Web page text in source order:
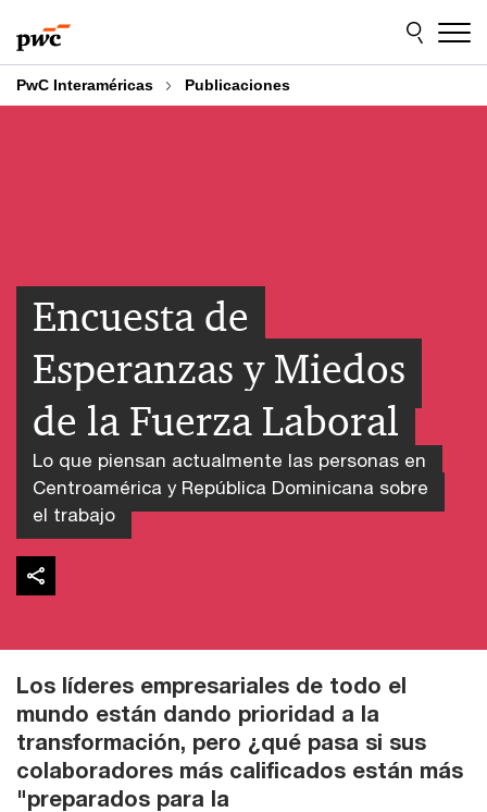
to
content
to
footer
PwC Interaméricas Publicaciones
Encuesta de
Esperanzas y Miedos
de la Fuerza Laboral
Lo que piensan actualmente las personas en
Centroamérica y República Dominicana sobre
el trabajo
Los líderes empresariales de todo el
mundo están dando prioridad a la
transformación, pero ¿qué pasa si sus
colaboradores más calificados están más
"preparados para la